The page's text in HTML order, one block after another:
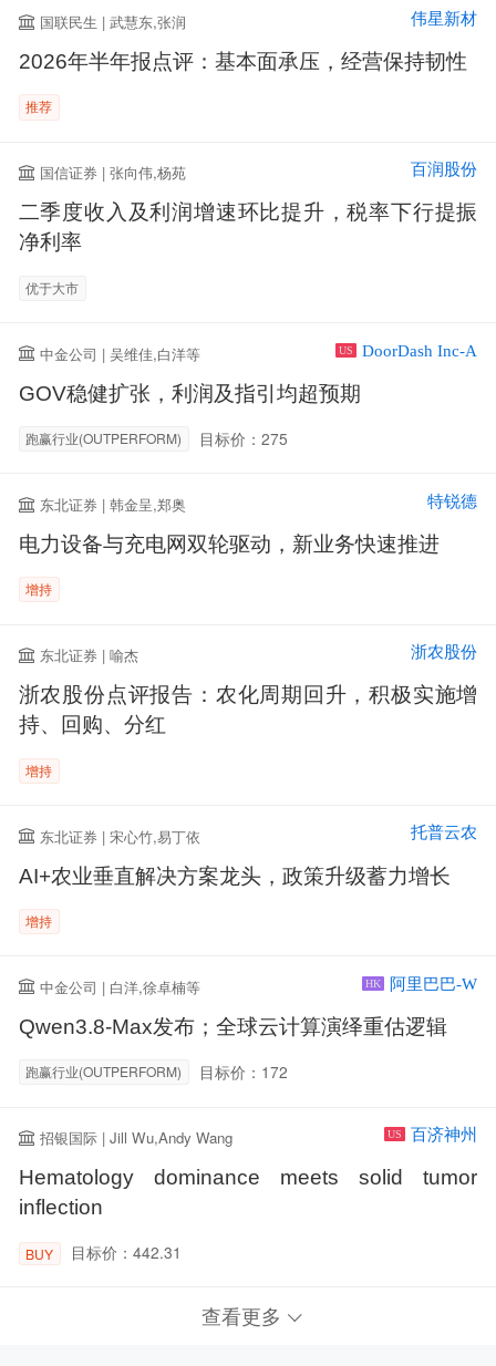
国联民生 | 武慧东,张润 伟星新材
2026年半年报点评：基本面承压，经营保持韧性
推荐
国信证券 | 张向伟,杨苑 百润股份
二季度收入及利润增速环比提升，税率下行提振
净利率
优于大市
中金公司 | 吴维佳,白洋等 US DoorDash Inc-A
GOV稳健扩张，利润及指引均超预期
跑赢行业(OUTPERFORM) 目标价：275
东北证券 | 韩金呈,郑奥 特锐德
电力设备与充电网双轮驱动，新业务快速推进
增持
东北证券 | 喻杰 浙农股份
浙农股份点评报告：农化周期回升，积极实施增
持、回购、分红
增持
东北证券 | 宋心竹,易丁依 托普云农
AI+农业垂直解决方案龙头，政策升级蓄力增长
增持
中金公司 | 白洋,徐卓楠等 HK 阿里巴巴-W
Qwen3.8-Max发布；全球云计算演绎重估逻辑
跑赢行业(OUTPERFORM) 目标价：172
招银国际 | Jill Wu,Andy Wang US 百济神州
Hematology dominance meets solid tumor
inflection
BUY 目标价：442.31
查看更多